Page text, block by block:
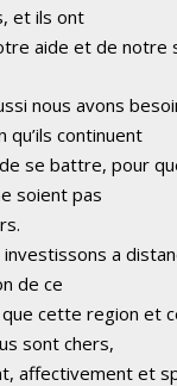
et ils ont
aide et de notre
nous avons
qu’ils continuent
se battre, pour
soient pas
investissons a
de ce
que cette region et
sont chers,
affectivement et